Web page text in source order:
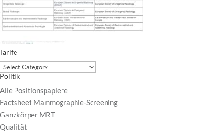
Tarife
Tarife
Politik
Alle Positionspapiere
Factsheet Mammographie-Screening
Ganzkörper MRT
Qualität